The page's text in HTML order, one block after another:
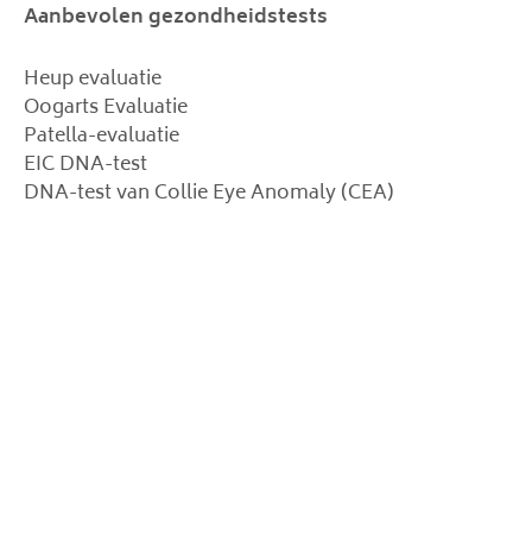
Aanbevolen gezondheidstests
Heup evaluatie
Oogarts Evaluatie
Patella-evaluatie
EIC DNA-test
DNA-test van Collie Eye Anomaly (CEA)